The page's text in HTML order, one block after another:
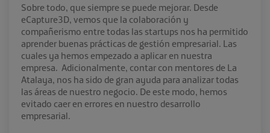
Sobre todo, que siempre se puede mejorar. Desde
eCapture3D, vemos que la colaboración y
compañerismo entre todas las startups nos ha permitido
aprender buenas prácticas de gestión empresarial. Las
cuales ya hemos empezado a aplicar en nuestra
empresa. Adicionalmente, contar con mentores de La
Atalaya, nos ha sido de gran ayuda para analizar todas
las áreas de nuestro negocio. De este modo, hemos
evitado caer en errores en nuestro desarrollo
empresarial.